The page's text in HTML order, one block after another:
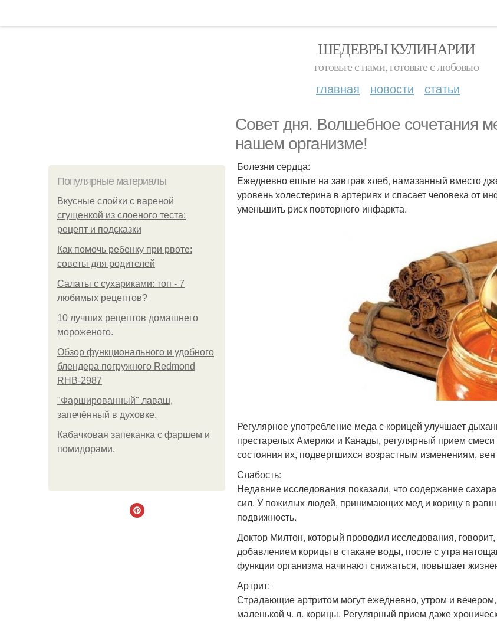
ШЕДЕВРЫ КУЛИНАРИИ
готовьте с нами, готовьте с любовью
главная новости статьи
Совет дня. Волшебное сочетания
нашем организме!
Популярные материалы
Вкусные слойки с вареной
сгущенкой из слоеного теста:
рецепт и подсказки
Как помочь ребенку при рвоте:
советы для родителей
Салаты с сухариками: топ - 7
любимых рецептов?
10 лучших рецептов домашнего
мороженого.
Обзор функционального и удобного
блендера погружного Redmond
RHB-2987
"Фаршированный" лаваш,
запечённый в духовке.
Кабачковая запеканка с фаршем и
помидорами.
Болезни сердца:
Ежедневно ешьте на завтрак хлеб, намазанный вместо
уровень холестерина в артериях и спасает человека от
уменьшить риск повторного инфаркта.
Регулярное употребление меда с корицей улучшает
престарелых Америки и Канады, регулярный прием
состояния их, подвергшихся возрастным изменениям,
Слабость:
Недавние исследования показали, что содержание
сил. У пожилых людей, принимающих мед и корицу в
подвижность.
Доктор Милтон, который проводил исследования,
добавлением корицы в стакане воды, после с утра
функции организма начинают снижаться, повышает
Артрит:
Страдающие артритом могут ежедневно, утром и
маленькой ч. л. корицы. Регулярный прием даже